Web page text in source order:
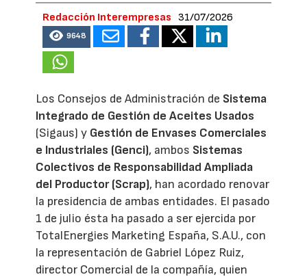
Redacción Interempresas 31/07/2026
9648
Los Consejos de Administración de Sistema
Integrado de Gestión de Aceites Usados
(Sigaus) y Gestión de Envases Comerciales
e Industriales (Genci), ambos Sistemas
Colectivos de Responsabilidad Ampliada
del Productor (Scrap), han acordado renovar
la presidencia de ambas entidades. El pasado
1 de julio ésta ha pasado a ser ejercida por
TotalEnergies Marketing España, S.A.U., con
la representación de Gabriel López Ruiz,
director Comercial de la compañía, quien